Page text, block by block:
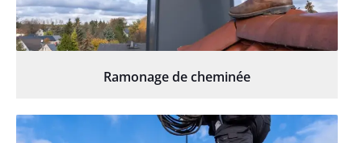
Ramonage de cheminée